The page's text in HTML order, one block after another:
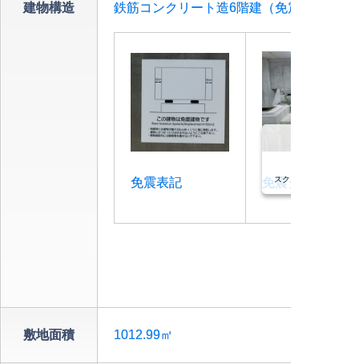
建物構造 鉄筋コンクリート造6階建（免震構造）
免震表記 免震ダンパー
スクロールできます
敷地面積 1012.99㎡